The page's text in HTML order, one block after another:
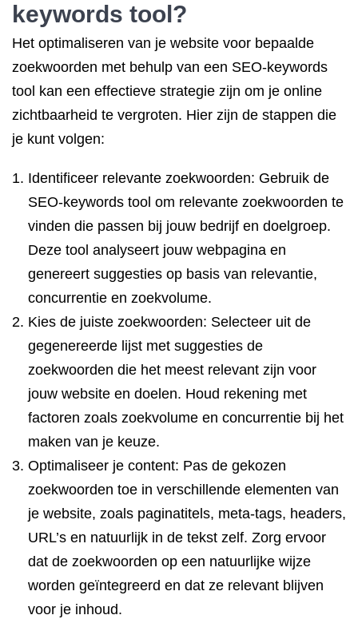
keywords tool?
Het optimaliseren van je website voor bepaalde
zoekwoorden met behulp van een SEO-keywords
tool kan een effectieve strategie zijn om je online
zichtbaarheid te vergroten. Hier zijn de stappen die
je kunt volgen:
Identificeer relevante zoekwoorden: Gebruik de
SEO-keywords tool om relevante zoekwoorden te
vinden die passen bij jouw bedrijf en doelgroep.
Deze tool analyseert jouw webpagina en
genereert suggesties op basis van relevantie,
concurrentie en zoekvolume.
Kies de juiste zoekwoorden: Selecteer uit de
gegenereerde lijst met suggesties de
zoekwoorden die het meest relevant zijn voor
jouw website en doelen. Houd rekening met
factoren zoals zoekvolume en concurrentie bij het
maken van je keuze.
Optimaliseer je content: Pas de gekozen
zoekwoorden toe in verschillende elementen van
je website, zoals paginatitels, meta-tags, headers,
URL’s en natuurlijk in de tekst zelf. Zorg ervoor
dat de zoekwoorden op een natuurlijke wijze
worden geïntegreerd en dat ze relevant blijven
voor je inhoud.